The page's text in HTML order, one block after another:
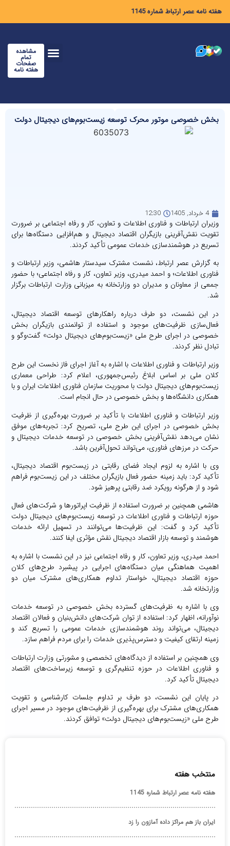
هفته نامه عصر ارتباط شماره 1145
مشاهده
تمام
صفحات
هفته نامه
بخش خصوصی موتور محرک توسعه زیست‌بوم‌های دیجیتال دولت
4 خرداد, 1405 12:30
وزیران ارتباطات و فناوری اطلاعات و تعاون، کار و رفاه اجتماعی بر ضرورت
تقویت نقش‌آفرینی بازیگران اقتصاد دیجیتال و هم‌افزایی دستگاه‌ها برای
تسریع در هوشمندسازی خدمات عمومی تأکید کردند.
به گزارش عصر ارتباط، نشست مشترک سیدستار هاشمی، وزیر ارتباطات و
فناوری اطلاعات؛ و احمد میدری، وزیر تعاون، کار و رفاه اجتماعی؛ با حضور
جمعی از معاونان و مدیران دو وزارتخانه به میزبانی وزارت ارتباطات برگزار
شد.
در این نشست، دو طرف درباره راهکارهای توسعه اقتصاد دیجیتال،
فعال‌سازی ظرفیت‌های موجود و استفاده از توانمندی بازیگران بخش
خصوصی در اجرای طرح ملی «زیست‌بوم‌های دیجیتال دولت» گفت‌وگو و
تبادل نظر کردند.
وزیر ارتباطات و فناوری اطلاعات با اشاره به آغاز اجرای فاز نخست این طرح
کلان ملی بر اساس ابلاغ رئیس‌جمهوری، اعلام کرد: طراحی معماری
زیست‌بوم‌های دیجیتال دولت با محوریت سازمان فناوری اطلاعات ایران و با
همکاری دانشگاه‌ها و بخش خصوصی در حال انجام است.
وزیر ارتباطات و فناوری اطلاعات با تأکید بر ضرورت بهره‌گیری از ظرفیت
بخش خصوصی در اجرای این طرح ملی، تصریح کرد: تجربه‌های موفق
نشان می‌دهد نقش‌آفرینی بخش خصوصی در توسعه خدمات دیجیتال و
حرکت در مرزهای فناوری، می‌تواند تحول‌آفرین باشد.
وی با اشاره به لزوم ایجاد فضای رقابتی در زیست‌بوم اقتصاد دیجیتال،
تأکید کرد: باید زمینه حضور فعال بازیگران مختلف در این زیست‌بوم فراهم
شود و از هرگونه رویکرد ضد رقابتی پرهیز شود.
هاشمی همچنین بر ضرورت استفاده از ظرفیت اپراتورها و شرکت‌های فعال
حوزه ارتباطات و فناوری اطلاعات در توسعه زیست‌بوم‌های دیجیتال دولت
تأکید کرد و گفت: این ظرفیت‌ها می‌توانند در تسهیل ارائه خدمات
هوشمند و توسعه بازار اقتصاد دیجیتال نقش مؤثری ایفا کنند.
احمد میدری، وزیر تعاون، کار و رفاه اجتماعی نیز در این نشست با اشاره به
اهمیت هماهنگی میان دستگاه‌های اجرایی در پیشبرد طرح‌های کلان
حوزه اقتصاد دیجیتال، خواستار تداوم همکاری‌های مشترک میان دو
وزارتخانه شد.
وی با اشاره به ظرفیت‌های گسترده بخش خصوصی در توسعه خدمات
نوآورانه، اظهار کرد: استفاده از توان شرکت‌های دانش‌بنیان و فعالان اقتصاد
دیجیتال، می‌تواند روند هوشمندسازی خدمات عمومی را تسریع کند و
زمینه ارتقای کیفیت و دسترس‌پذیری خدمات را برای مردم فراهم سازد.
وی همچنین بر استفاده از دیدگاه‌های تخصصی و مشورتی وزارت ارتباطات
و فناوری اطلاعات در حوزه تنظیم‌گری و توسعه زیرساخت‌های اقتصاد
دیجیتال تأکید کرد.
در پایان این نشست، دو طرف بر تداوم جلسات کارشناسی و تقویت
همکاری‌های مشترک برای بهره‌گیری از ظرفیت‌های موجود در مسیر اجرای
طرح ملی «زیست‌بوم‌های دیجیتال دولت» توافق کردند.
منتخب هفته
هفته نامه عصر ارتباط شماره 1145
ایران باز هم مراکز داده آمازون را زد